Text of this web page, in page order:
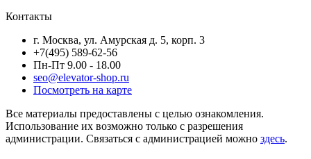
Контакты
г. Москва, ул. Амурская д. 5, корп. 3
+7(495) 589-62-56
Пн-Пт 9.00 - 18.00
seo@elevator-shop.ru
Посмотреть на карте
Все материалы предоставлены с целью ознакомления.
Использование их возможно только с разрешения
администрации. Связаться с администрацией можно здесь.